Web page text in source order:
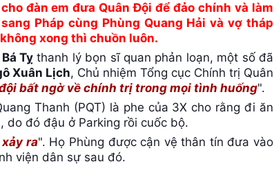
đàn em đưa Quân Đội để đảo chính và làm
Pháp cùng Phùng Quang Hải và vợ tháp
xong thì chuồn luôn.
Tỵ thanh lý bọn sĩ quan phản loạn, một số đã
Xuân Lịch, Chủ nhiệm Tổng cục Chính trị Quân
bất ngờ về chính trị trong mọi tình huống".
Thanh (PQT) là phe của 3X cho rằng đi ăn
do đó đậu ở Parking rồi cuốc bộ.
ra". Họ Phùng được cận vệ thân tín đưa vào
viện dân sự sau đó.